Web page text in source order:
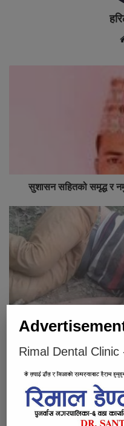
सुशासन सहितको समृद्ध र
पुनर्वासमा सीमा स्तम्भ
Rimal Dental